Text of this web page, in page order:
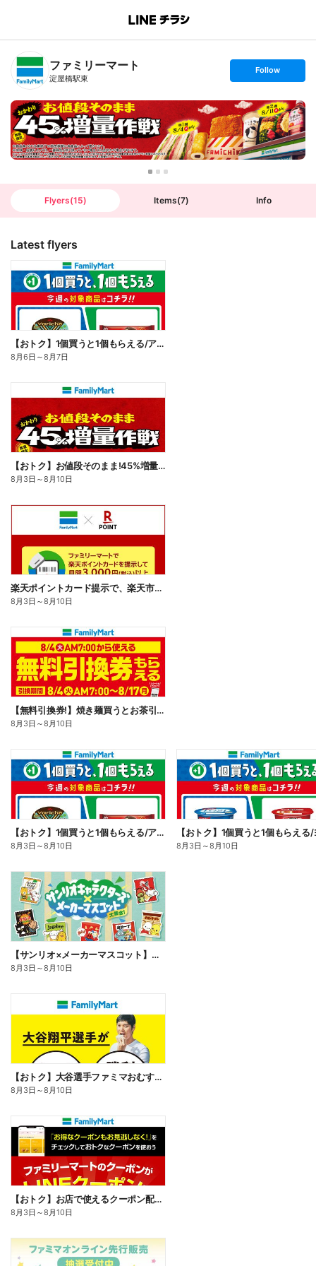
B
n
T
ファミリーマート
淀屋橋駅東
s
t
o
l
l
o
w
Follow
Flyers(15) Items(7) Info
Latest flyers
【おトク】1個買うと1個もらえる/アイス
8月6日 ～8月7日
【おトク】お値段そのまま!45%増量作戦!
8月3日 ～8月10日
楽天ポイントカード提示で、楽天市場でのお買い物がおトクに!
8月3日 ～8月10日
【無料引換券!】焼き麺買うとお茶引換券貰える!
8月3日 ～8月10日
【おトク】1個買うと1個もらえる/アイス
8月3日 ～8月10日 8月3日 ～8月10日
【サンリオ×メーカーマスコット】オリジナルグッズ貰える!
8月3日 ～8月10日
【おトク】大谷選手ファミマおむすび割
8月3日 ～8月10日
【おトク】お店で使えるクーポン配信中
8月3日 ～8月10日